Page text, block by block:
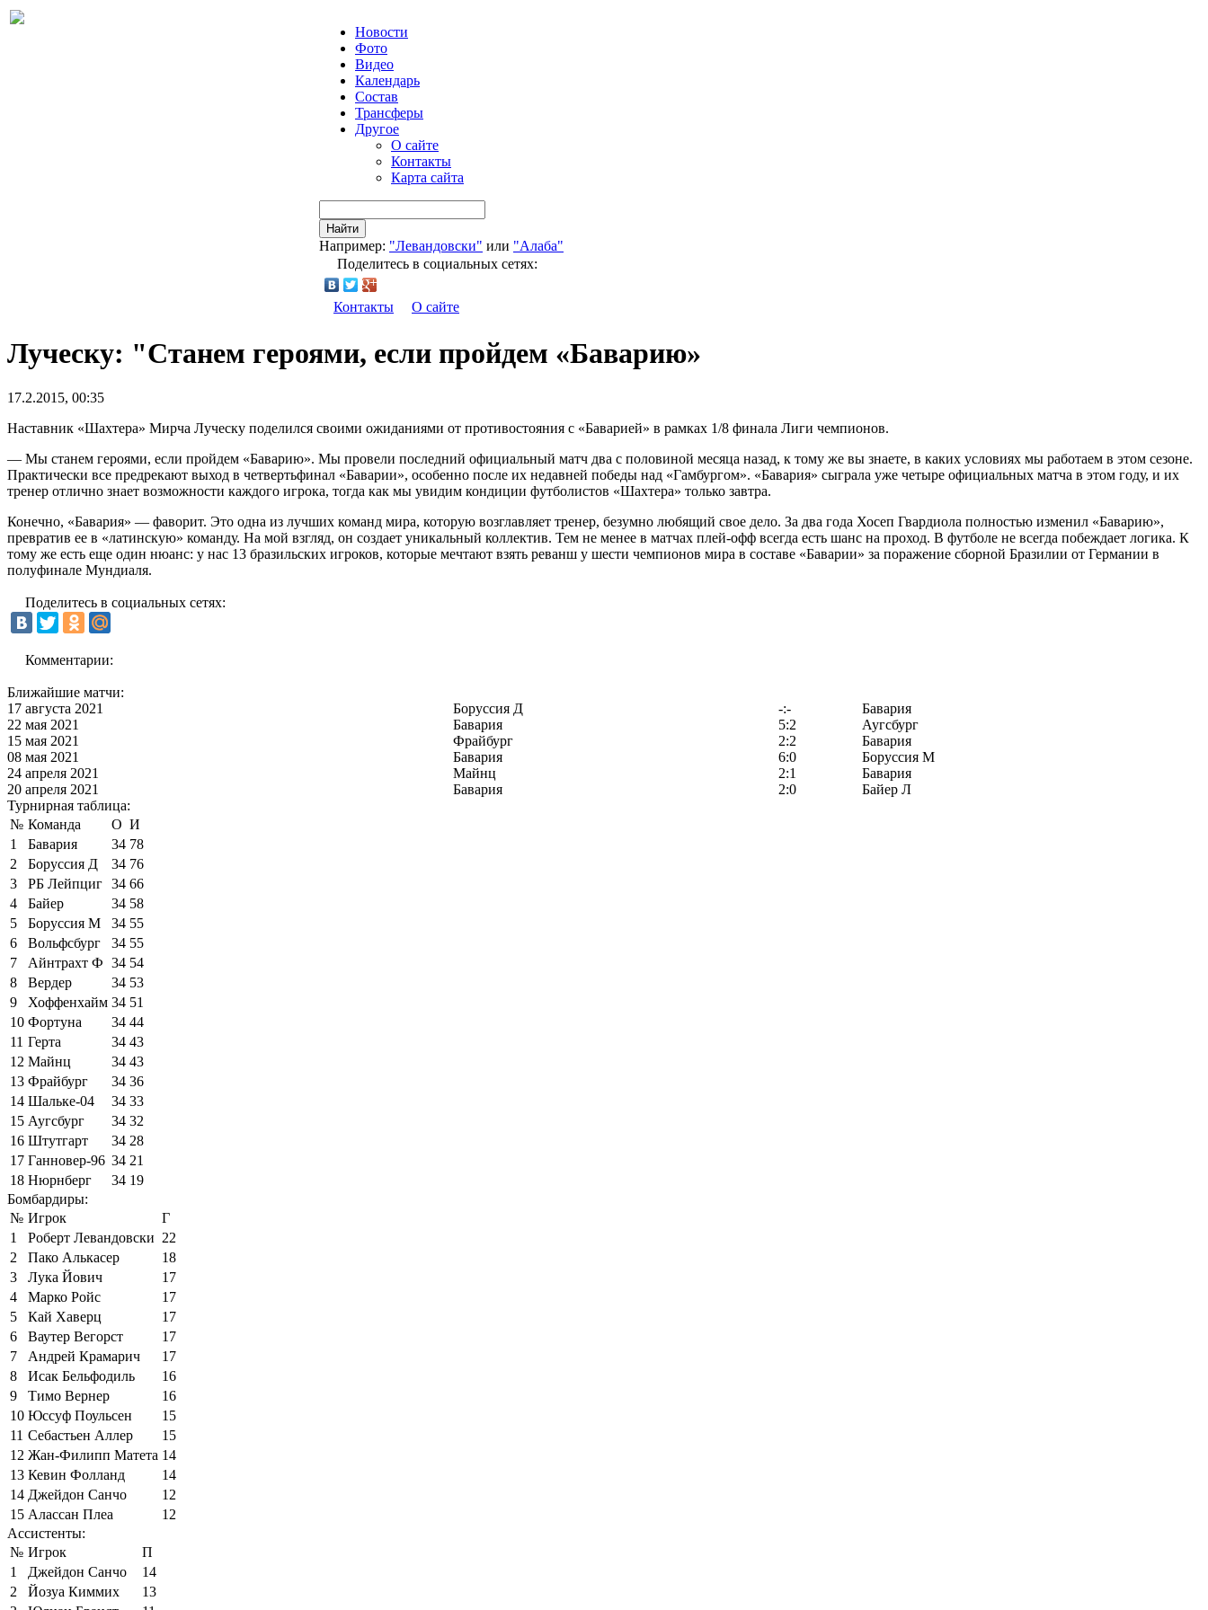
Новости
Фото
Видео
Календарь
Состав
Трансферы
Другое
О сайте
Контакты
Карта сайта
Найти
Например: "Левандовски" или "Алаба"
Поделитесь в социальных сетях:
Контакты О сайте
Луческу: "Станем героями, если пройдем «Баварию»
17.2.2015, 00:35
Наставник «Шахтера» Мирча Луческу поделился своими ожиданиями от противостояния с «Баварией» в рамках 1/8 финала Лиги чемпионов.
— Мы станем героями, если пройдем «Баварию». Мы провели последний официальный матч два с половиной месяца назад, к тому же вы знаете, в каких условиях мы работаем в этом сезоне.
Практически все предрекают выход в четвертьфинал «Баварии», особенно после их недавней победы над «Гамбургом». «Бавария» сыграла уже четыре официальных матча в этом году, и их
тренер отлично знает возможности каждого игрока, тогда как мы увидим кондиции футболистов «Шахтера» только завтра.
Конечно, «Бавария» — фаворит. Это одна из лучших команд мира, которую возглавляет тренер, безумно любящий свое дело. За два года Хосеп Гвардиола полностью изменил «Баварию»,
превратив ее в «латинскую» команду. На мой взгляд, он создает уникальный коллектив. Тем не менее в матчах плей-офф всегда есть шанс на проход. В футболе не всегда побеждает логика. К
тому же есть еще один нюанс: у нас 13 бразильских игроков, которые мечтают взять реванш у шести чемпионов мира в составе «Баварии» за поражение сборной Бразилии от Германии в
полуфинале Мундиаля.
Поделитесь в социальных сетях:
Комментарии:
Ближайшие матчи:
17 августа 2021
Боруссия Д -:-
Бавария
22 мая 2021
Бавария 5:2
Аугсбург
15 мая 2021
Фрайбург 2:2
Бавария
08 мая 2021
Бавария 6:0
Боруссия М
24 апреля 2021
Майнц 2:1
Бавария
20 апреля 2021
Бавария 2:0
Байер Л
Турнирная таблица:
№ Команда О И
1
Бавария 34 78
2
Боруссия Д 34 76
3
РБ Лейпциг 34 66
4
Байер 34 58
5
Боруссия М 34 55
6
Вольфсбург 34 55
7
Айнтрахт Ф 34 54
8
Вердер 34 53
9
Хоффенхайм 34 51
10 Фортуна 34 44
11 Герта 34 43
12 Майнц 34 43
13 Фрайбург 34 36
14 Шальке-04 34 33
15 Аугсбург 34 32
16 Штутгарт 34 28
17 Ганновер-96 34 21
18 Нюрнберг 34 19
Бомбардиры:
№ Игрок
Г
1
Роберт Левандовски 22
2
Пако Алькасер
18
3
Лука Йович
17
4
Марко Ройс
17
5
Кай Хаверц
17
6
Ваутер Вегорст
17
7
Андрей Крамарич
17
8
Исак Бельфодиль
16
9
Тимо Вернер
16
10 Юссуф Поульсен
15
11 Себастьен Аллер
15
12 Жан-Филипп Матета 14
13 Кевин Фолланд
14
14 Джейдон Санчо
12
15 Алассан Плеа
12
Ассистенты:
№ Игрок
П
1
Джейдон Санчо
14
2
Йозуа Киммих
13